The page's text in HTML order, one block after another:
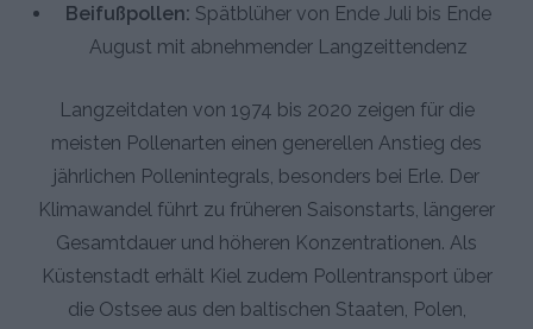
Beifußpollen: Spätblüher von Ende Juli bis Ende
August mit abnehmender Langzeittendenz
Langzeitdaten von 1974 bis 2020 zeigen für die
meisten Pollenarten einen generellen Anstieg des
jährlichen Pollenintegrals, besonders bei Erle. Der
Klimawandel führt zu früheren Saisonstarts, längerer
Gesamtdauer und höheren Konzentrationen. Als
Küstenstadt erhält Kiel zudem Pollentransport über
die Ostsee aus den baltischen Staaten, Polen,